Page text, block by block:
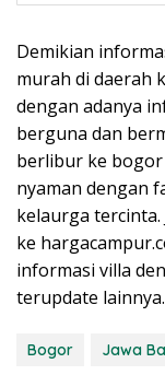
Demikian
murah di daerah
dengan adanya
berguna dan
berlibur ke
nyaman dengan
kelaurga
ke
informasi villa
terupdate lainnya.
Bogor Jawa